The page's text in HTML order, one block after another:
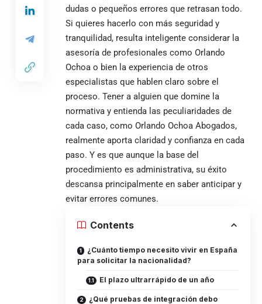
dudas o pequeños errores que retrasan todo.
Si quieres hacerlo con más seguridad y
tranquilidad, resulta inteligente considerar la
asesoría de profesionales como Orlando
Ochoa o bien la experiencia de otros
especialistas que hablen claro sobre el
proceso. Tener a alguien que domine la
normativa y entienda las peculiaridades de
cada caso, como Orlando Ochoa Abogados,
realmente aporta claridad y confianza en cada
paso. Y es que aunque la base del
procedimiento es administrativa, su éxito
descansa principalmente en saber anticipar y
evitar errores comunes.
Contents
¿Cuánto tiempo necesito vivir en España
para solicitar la nacionalidad?
El plazo ultrarrápido de un año
¿Qué pruebas de integración debo